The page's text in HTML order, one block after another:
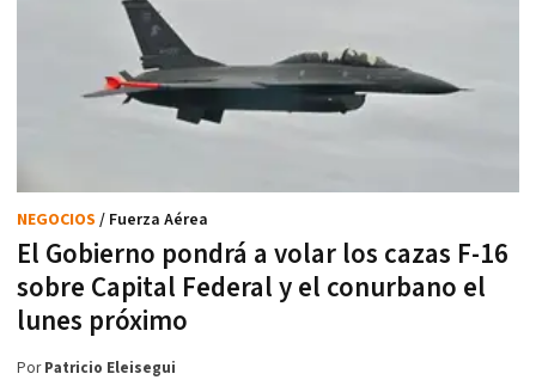
El Gobierno pondrá a volar los cazas F-16
sobre Capital Federal y el conurbano el
lunes próximo
NEGOCIOS / Fuerza Aérea
PorPatricio Eleisegui